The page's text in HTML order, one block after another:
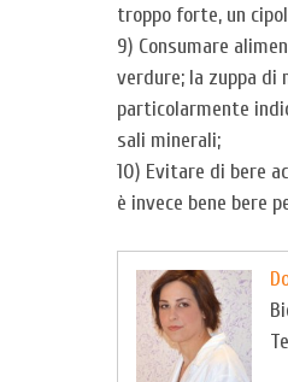
troppo forte, un
9) Consumare
verdure; la zuppa
particolarmente
sali minerali;
10) Evitare di bere
è invece bene bere